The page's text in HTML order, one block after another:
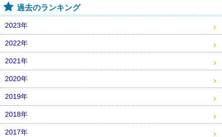
過去のランキング
2023年
2022年
2021年
2020年
2019年
2018年
2017年